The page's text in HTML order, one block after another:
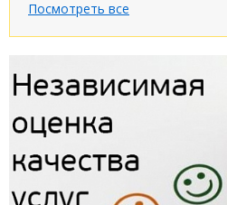
Посмотреть все